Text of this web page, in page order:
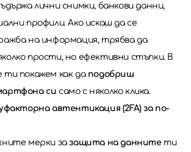
лични снимки, банкови данни,
профили. Ако искаш да се
на информация, трябва да
прости, но ефективни стъпки. В
покажем как да подобриш
си само с няколко клика.
автентикация (2FA) за по-
мерки зазащита на даннитети